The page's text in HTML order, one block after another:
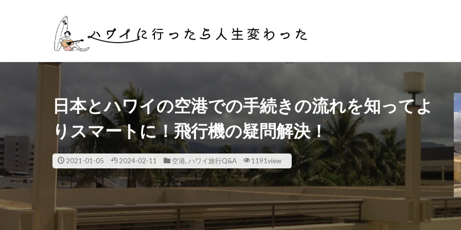
日本とハワイの空港での手続きの流れを知ってよ
りスマートに！飛行機の疑問解決！
2021-01-05 2024-02-11 空港, ハワイ旅行Q&A 1191view
マイル 英会話 節約術 投資